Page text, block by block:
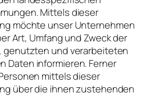
Mittels dieser
möchte unser Unternehmen
Art, Umfang und Zweck der
genutzten und verarbeiteten
Daten informieren. Ferner
mittels dieser
über die ihnen zustehenden